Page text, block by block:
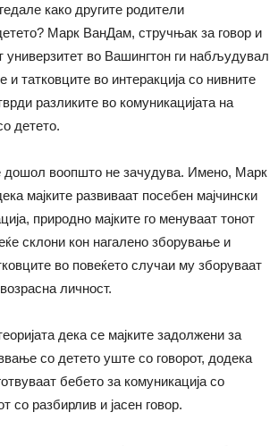
како другите родители
Марк ВанДам, стручњак за говор и
универзитет во Вашингтон ги набљудувал
и татковците во интеракција со нивните
разликите во комуникацијата на
детето.
дошол воопшто не зачудува. Имено, Марк
мајките развиваат посебен мајчински
природно мајките го менуваат тонот
склони кон нагалено зборување и
во повеќето случаи му зборуваат
личност.
дека се мајките задолжени за
со детето уште со говорот, додека
бебето за комуникација со
со разбирлив и јасен говор.